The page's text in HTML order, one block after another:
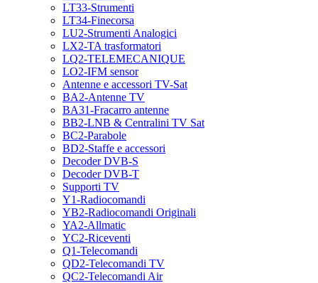
LT33-Strumenti
LT34-Finecorsa
LU2-Strumenti Analogici
LX2-TA trasformatori
LQ2-TELEMECANIQUE
LO2-IFM sensor
Antenne e accessori TV-Sat
BA2-Antenne TV
BA31-Fracarro antenne
BB2-LNB & Centralini TV Sat
BC2-Parabole
BD2-Staffe e accessori
Decoder DVB-S
Decoder DVB-T
Supporti TV
Y1-Radiocomandi
YB2-Radiocomandi Originali
YA2-Allmatic
YC2-Riceventi
Q1-Telecomandi
QD2-Telecomandi TV
QC2-Telecomandi Air